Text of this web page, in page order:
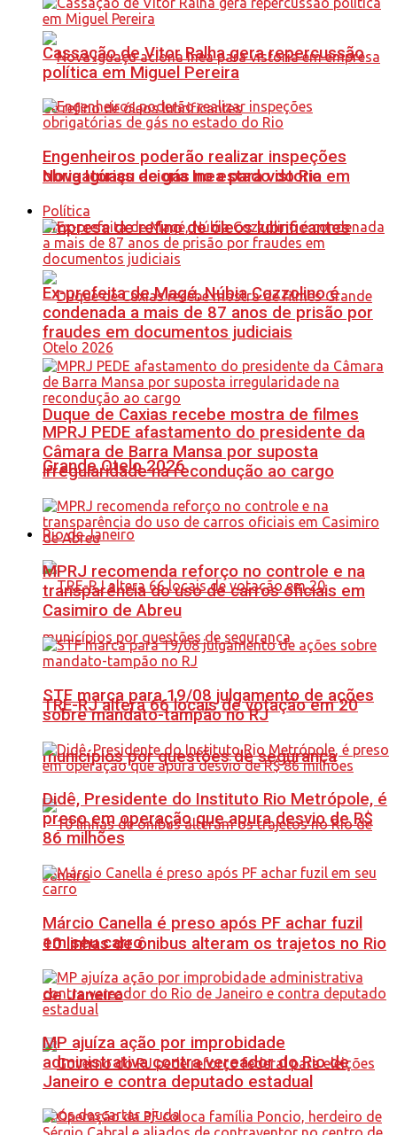
Nova Iguaçu aciona Inea para vistoria em
empresa de refino de óleos lubrificantes
Duque de Caxias recebe mostra de filmes
Grande Otelo 2026
Rio de Janeiro
TRE-RJ altera 66 locais de votação em 20
municípios por questões de segurança
10 linhas de ônibus alteram os trajetos no Rio
de Janeiro
Cassação de Vitor Ralha gera repercussão
política em Miguel Pereira
Engenheiros poderão realizar inspeções
obrigatórias de gás no estado do Rio
Política
Ex-prefeita de Magé, Núbia Cozzolino é
condenada a mais de 87 anos de prisão por
fraudes em documentos judiciais
MPRJ PEDE afastamento do presidente da
Câmara de Barra Mansa por suposta
irregularidade na recondução ao cargo
MPRJ recomenda reforço no controle e na
transparência do uso de carros oficiais em
Casimiro de Abreu
STF marca para 19/08 julgamento de ações
sobre mandato-tampão no RJ
Didê, Presidente do Instituto Rio Metrópole, é
preso em operação que apura desvio de R$
86 milhões
Márcio Canella é preso após PF achar fuzil
em seu carro
MP ajuíza ação por improbidade
administrativa contra vereador do Rio de
Janeiro e contra deputado estadual